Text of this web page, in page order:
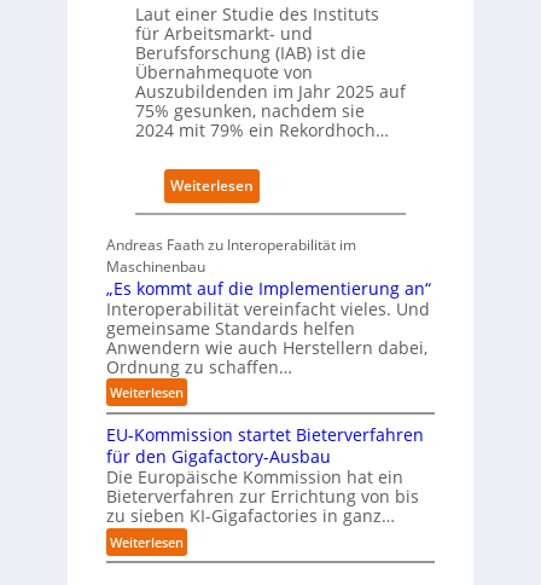
a
t
z
1
a
f
t
z
e
i
t
s
i
h
o
b
u
s
Laut einer Studie des Instituts
für Arbeitsmarkt- und
Berufsforschung (IAB) ist die
Übernahmequote von
Auszubildenden im Jahr 2025 auf
75% gesunken, nachdem sie
2024 mit 79% ein Rekordhoch…
Weiterlesen:
Ü
e
n
a
h
m
e
c
h
r
u
Andreas Faath zu Interoperabilität im
Maschinenbau
„Es kommt auf die Implementierung an“
Interoperabilität vereinfacht vieles. Und
gemeinsame Standards helfen
Anwendern wie auch Herstellern dabei,
Ordnung zu schaffen…
Weiterlesen:
„
E
s
k
o
m
m
t
EU-Kommission startet Bieterverfahren
für den Gigafactory-Ausbau
Die Europäische Kommission hat ein
Bieterverfahren zur Errichtung von bis
zu sieben KI-Gigafactories in ganz…
Weiterlesen:
E